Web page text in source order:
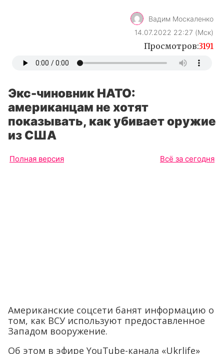
американцам не хотят
из США
Полная версия
Об этом в эфире YouTube-канала «Ukrlife»
заявил капитан 1 ранга США в отставке, экс-
представитель НАТО в РФ Гарри Табах,
передаёт корреспондент
«ПолитНавигатора».